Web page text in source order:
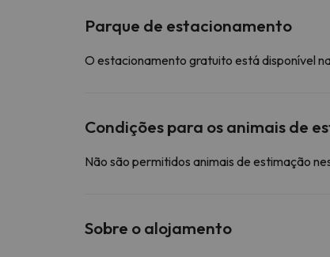
Parque de estacionamento
O estacionamento gratuito está disponível
Condições para os animais de
Não são permitidos animais de estimação
Sobre o alojamento